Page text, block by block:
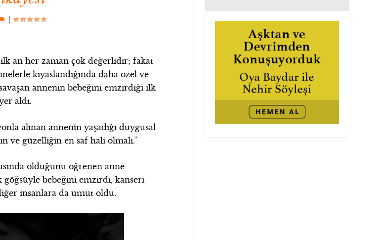
|
an her zaman çok değerlidir; fakat
kıyaslandığında daha özel ve
annenin bebeğini emzirdiği ilk
aldı.
alınan annenin yaşadığı duygusal
ve güzelliğin en saf hali olmalı.”
olduğunu öğrenen anne
bebeğini emzirdi, kanseri
insanlara da umut oldu.